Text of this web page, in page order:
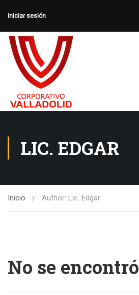
Iniciar sesión
LIC. EDGAR
Inicio Author: Lic. Edgar
No se encontró